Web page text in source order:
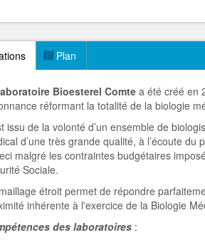
Plan
Bioesterel Comte a été créé en
réformant la totalité de la biologie
issu de la volonté d’un ensemble de
d’une très grande qualité, à l’écoute
malgré les contraintes budgétaires
Sociale.
étroit permet de répondre
inhérente à l'exercice de la Biologie
des laboratoires :